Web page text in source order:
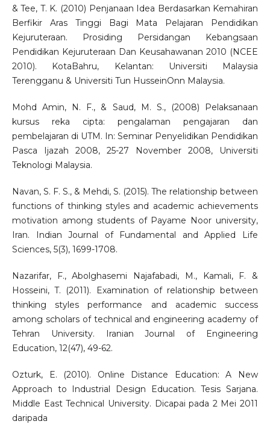
& Tee, T. K. (2010) Penjanaan Idea Berdasarkan Kemahiran
Berfikir Aras Tinggi Bagi Mata Pelajaran Pendidikan
Kejuruteraan. Prosiding Persidangan Kebangsaan
Pendidikan Kejuruteraan Dan Keusahawanan 2010 (NCEE
2010). KotaBahru, Kelantan: Universiti Malaysia
Terengganu & Universiti Tun HusseinOnn Malaysia.
Mohd Amin, N. F., & Saud, M. S., (2008) Pelaksanaan
kursus reka cipta: pengalaman pengajaran dan
pembelajaran di UTM. In: Seminar Penyelidikan Pendidikan
Pasca Ijazah 2008, 25-27 November 2008, Universiti
Teknologi Malaysia.
Navan, S. F. S., & Mehdi, S. (2015). The relationship between
functions of thinking styles and academic achievements
motivation among students of Payame Noor university,
Iran. Indian Journal of Fundamental and Applied Life
Sciences, 5(3), 1699-1708.
Nazarifar, F., Abolghasemi Najafabadi, M., Kamali, F. &
Hosseini, T. (2011). Examination of relationship between
thinking styles performance and academic success
among scholars of technical and engineering academy of
Tehran University. Iranian Journal of Engineering
Education, 12(47), 49-62.
Ozturk, E. (2010). Online Distance Education: A New
Approach to Industrial Design Education. Tesis Sarjana.
Middle East Technical University. Dicapai pada 2 Mei 2011
daripada